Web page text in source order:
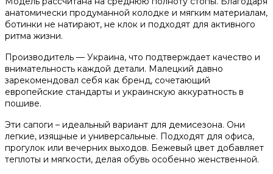
анатомически продуманной колодке и мягким материалам,
ботинки не натирают, не клок и подходят для активного
ритма жизни.
Производитель — Украина, что подтверждает качество и
внимательность каждой детали. Малецкий давно
зарекомендовал себя как бренд, сочетающий
европейские стандарты и украинскую аккуратность в
пошиве.
Эти сапоги – идеальный вариант для демисезона. Они
легкие, изящные и универсальные. Подходят для офиса,
прогулок или вечерних выходов. Бежевый цвет добавляет
теплоты и мягкости, делая обувь особенно женственной.